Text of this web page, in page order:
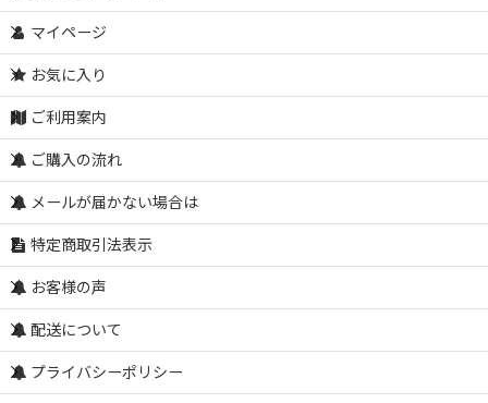
マイページ
お気に入り
ご利用案内
ご購入の流れ
メールが届かない場合は
特定商取引法表示
お客様の声
配送について
プライバシーポリシー